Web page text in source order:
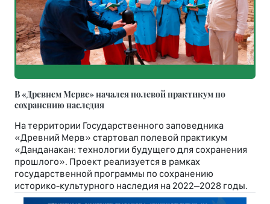
В «Древнем Мерве» начался полевой практикум по
сохранению наследия
На территории Государственного заповедника
«Древний Мерв» стартовал полевой практикум
«Данданакан: технологии будущего для сохранения
прошлого». Проект реализуется в рамках
государственной программы по сохранению
историко-культурного наследия на 2022–2028 годы.